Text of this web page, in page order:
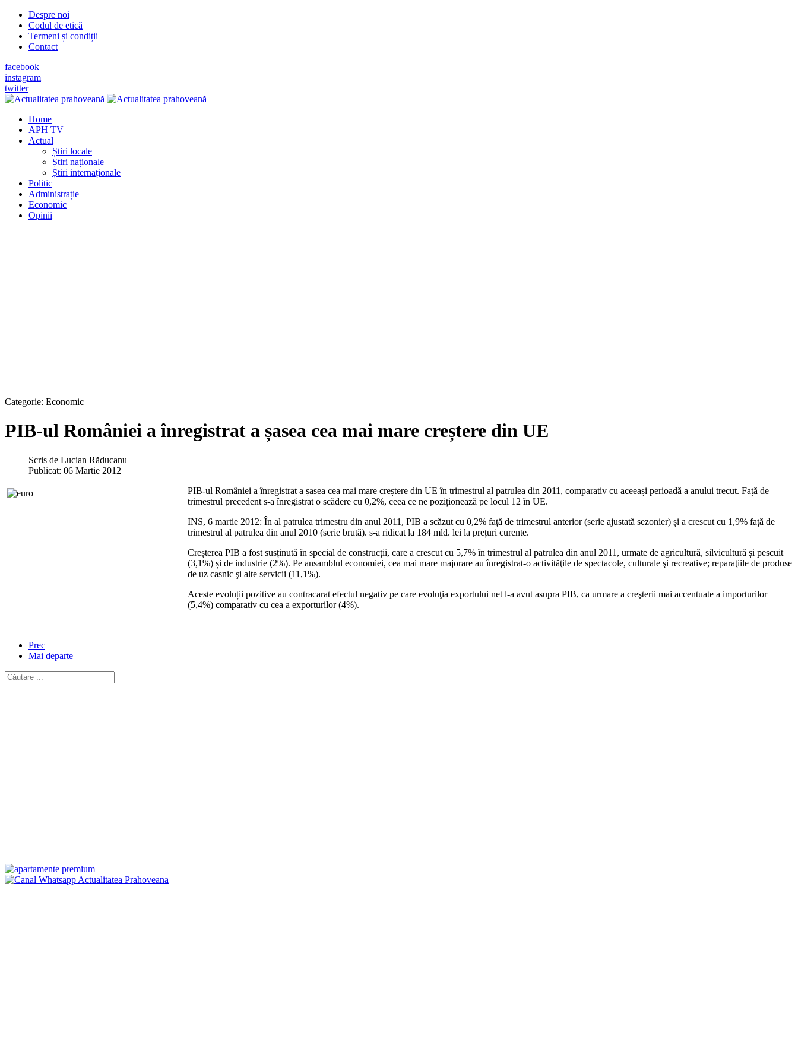
Despre noi
Codul de etică
Termeni și condiții
Contact
facebook
instagram
twitter
Home
APH TV
Actual
Știri locale
Știri naționale
Știri internaționale
Politic
Administrație
Economic
Opinii
Categorie: Economic
PIB-ul României a înregistrat a șasea cea mai mare creștere din UE
Scris de Lucian Răducanu
Publicat: 06 Martie 2012
PIB-ul României a înregistrat a șasea cea mai mare creștere din UE în trimestrul al patrulea din 2011, comparativ cu aceeași perioadă a anului trecut. Față de
trimestrul precedent s-a înregistrat o scădere cu 0,2%, ceea ce ne poziționează pe locul 12 în UE.
INS, 6 martie 2012: În al patrulea trimestru din anul 2011, PIB a scăzut cu 0,2% față de trimestrul anterior (serie ajustată sezonier) și a crescut cu 1,9% față de
trimestrul al patrulea din anul 2010 (serie brută). s-a ridicat la 184 mld. lei la prețuri curente.
Creșterea PIB a fost susținută în special de construcții, care a crescut cu 5,7% în trimestrul al patrulea din anul 2011, urmate de agricultură, silvicultură și pescuit
(3,1%) și de industrie (2%). Pe ansamblul economiei, cea mai mare majorare au înregistrat-o activităţile de spectacole, culturale şi recreative; reparaţiile de produse
de uz casnic şi alte servicii (11,1%).
Aceste evoluții pozitive au contracarat efectul negativ pe care evoluţia exportului net l-a avut asupra PIB, ca urmare a creşterii mai accentuate a importurilor
(5,4%) comparativ cu cea a exporturilor (4%).
Prec
Mai departe